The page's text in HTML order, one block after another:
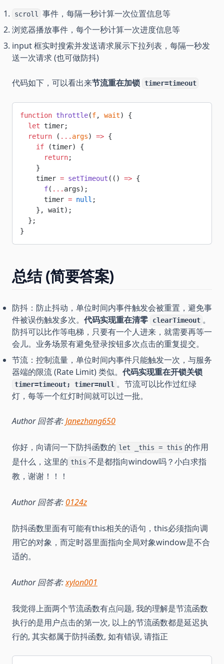
scroll
事件，每隔一秒计算一次位置信息等
浏览器播放事件，每个一秒计算一次进度信息等
input 框实时搜索并发送请求展示下拉列表，每隔一秒发
送一次请求 (也可做防抖)
代码如下，可以看出来节流重在加锁 timer=timeout
function throttle(f, wait) {
  let
timer;
  return
( ... args) => {
    if
(timer) {
      return
;
    }
    timer
= setTimeout (() => {
      f
( ... args);
      timer
= null ;
    }, wait);
  };
}
总结 (简要答案)
防抖：防止抖动，单位时间内事件触发会被重置，避免事
件被误伤触发多次。 代码实现重在清零 clearTimeout 。
防抖可以比作等电梯，只要有一个人进来，就需要再等一
会儿。业务场景有避免登录按钮多次点击的重复提交。
节流：控制流量，单位时间内事件只能触发一次，与服务
器端的限流 (Rate Limit) 类似。 代码实现重在开锁关锁
timer=timeout; timer=null 。节流可以比作过红绿
灯，每等一个红灯时间就可以过一批。
Author 回答者:Janezhang650
你好，向请问一下防抖函数的 let _this = this 的作用
是什么，这里的 this 不是都指向window吗？小白求指
教，谢谢！！！
Author 回答者: 0124z
防抖函数里面有可能有this相关的语句，this必须指向调
用它的对象，而定时器里面指向全局对象window是不合
适的。
Author 回答者:xylon001
我觉得上面两个节流函数有点问题, 我的理解是节流函数
执行的是用户点击的第一次, 以上的节流函数都是延迟执
行的, 其实都属于防抖函数, 如有错误, 请指正